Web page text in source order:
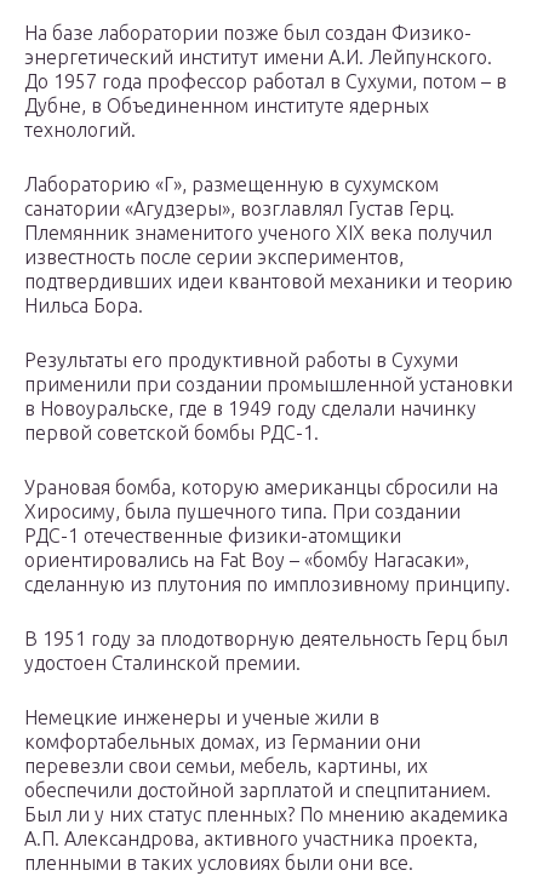
На базе лаборатории позже был создан Физико-
энергетический институт имени А.И. Лейпунского.
До 1957 года профессор работал в Сухуми, потом – в
Дубне, в Объединенном институте ядерных
технологий.
Лабораторию «Г», размещенную в сухумском
санатории «Агудзеры», возглавлял Густав Герц.
Племянник знаменитого ученого XIX века получил
известность после серии экспериментов,
подтвердивших идеи квантовой механики и теорию
Нильса Бора.
Результаты его продуктивной работы в Сухуми
применили при создании промышленной установки
в Новоуральске, где в 1949 году сделали начинку
первой советской бомбы РДС-1.
Урановая бомба, которую американцы сбросили на
Хиросиму, была пушечного типа. При создании
РДС-1 отечественные физики-атомщики
ориентировались на Fat Boy – «бомбу Нагасаки»,
сделанную из плутония по имплозивному принципу.
В 1951 году за плодотворную деятельность Герц был
удостоен Сталинской премии.
Немецкие инженеры и ученые жили в
комфортабельных домах, из Германии они
перевезли свои семьи, мебель, картины, их
обеспечили достойной зарплатой и спецпитанием.
Был ли у них статус пленных? По мнению академика
А.П. Александрова, активного участника проекта,
пленными в таких условиях были они все.